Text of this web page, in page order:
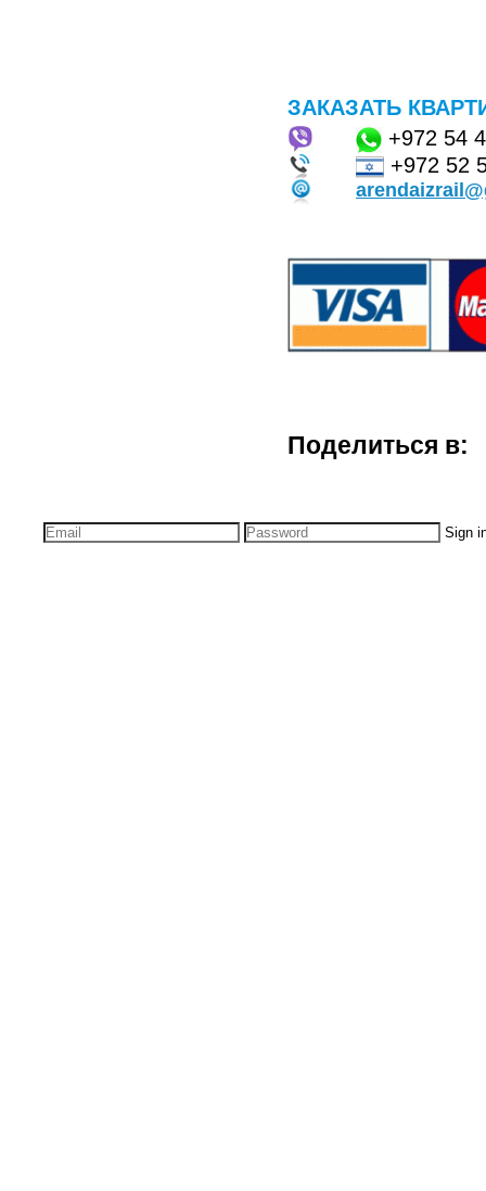
ЗАКАЗАТЬ
+972 54
+972 52
Поделиться в:
Sign